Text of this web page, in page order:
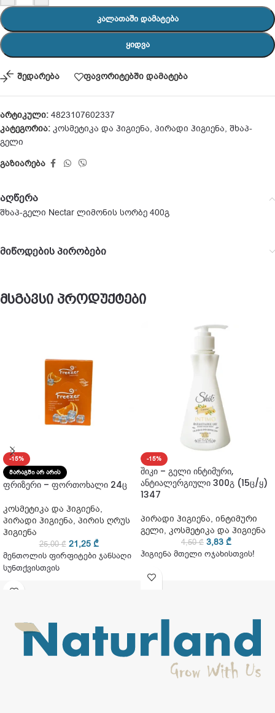
ᲙᲐᲚᲐᲗᲐᲨᲘ ᲓᲐᲛᲐᲢᲔᲑᲐ
ᲧᲘᲓᲕᲐ
შედარება ფავორიტებში დამატება
არტიკული: 4823107602337
კატეგორია: კოსმეტიკა და ჰიგიენა, პირადი ჰიგიენა, შხაპ-
გელი
გაზიარება
აღწერა
შხაპ-გელი Nectar ლიმონის სორბე 400გ
მიწოდების პირობები
მსგავსი პროდუქტები
-15%
ᲛᲐᲠᲐᲒᲨᲘ ᲐᲠ ᲐᲠᲘᲡ
ფრიზერი – ფორთოხალი 24ც
კოსმეტიკა და ჰიგიენა,
პირადი ჰიგიენა, პირის ღრუს
ჰიგიენა
25,00₾ 21,25 ₾
მენთოლის ფირფიტები ჯანსაღი
სუნთქვისთვის
-15%
შიკი – გელი ინტიმური,
ანტიალერგიული 300გ (15ც/ყ)
1347
პირადი ჰიგიენა, ინტიმური
გელი, კოსმეტიკა და ჰიგიენა
4,50₾ 3,83 ₾
ჰიგიენა მთელი ოჯახისთვის!